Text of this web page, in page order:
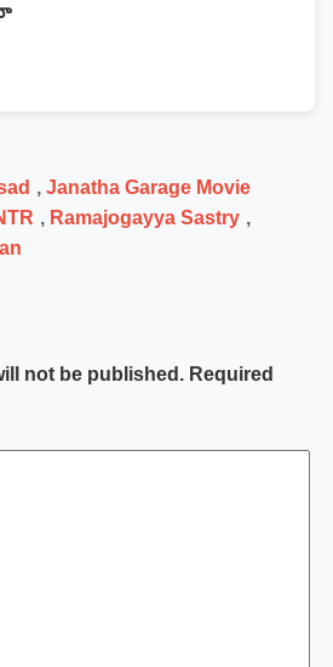
, Janatha Garage Movie
, Ramajogayya Sastry ,
not be published. Required